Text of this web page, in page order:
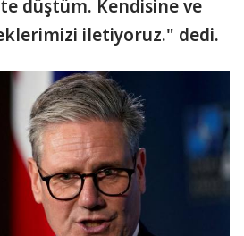
düştüm. Kendisine ve
iletiyoruz." dedi.